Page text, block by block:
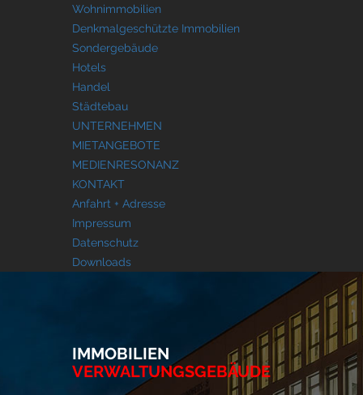
Wohnimmobilien
Denkmalgeschützte Immobilien
Sondergebäude
Hotels
Handel
Städtebau
UNTERNEHMEN
MIETANGEBOTE
MEDIENRESONANZ
KONTAKT
Anfahrt + Adresse
Impressum
Datenschutz
Downloads
IMMOBILIEN
VERWALTUNGSGEBÄUDE